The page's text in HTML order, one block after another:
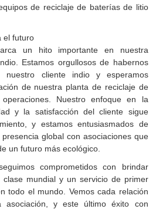
de reciclaje de baterías de litio
el futuro
un hito importante en nuestra
Estamos orgullosos de habernos
nuestro cliente indio y esperamos
de nuestra planta de reciclaje de
Nuestro enfoque en la
y la satisfacción del cliente sigue
y estamos entusiasmados de
global con asociaciones que
un futuro más ecológico.
comprometidos con brindar
clase mundial y un servicio de primer
todo el mundo. Vemos cada relación
y este último éxito con